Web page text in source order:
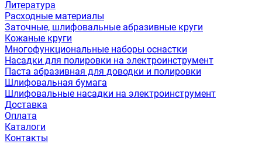
Литература
Расходные материалы
Заточные, шлифовальные абразивные круги
Кожаные круги
Многофункциональные наборы оснастки
Насадки для полировки на электроинструмент
Паста абразивная для доводки и полировки
Шлифовальная бумага
Шлифовальные насадки на электроинструмент
Доставка
Оплата
Каталоги
Контакты